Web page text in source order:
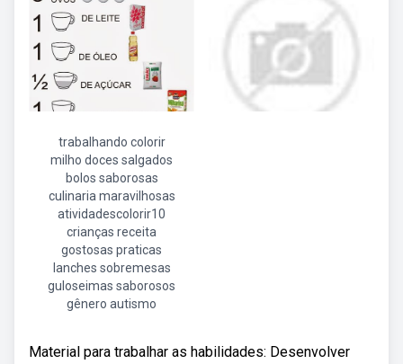
trabalhando colorir
milho doces salgados
bolos saborosas
culinaria maravilhosas
atividadescolorir10
crianças receita
gostosas praticas
lanches sobremesas
guloseimas saborosos
gênero autismo
Material para trabalhar as habilidades: Desenvolver